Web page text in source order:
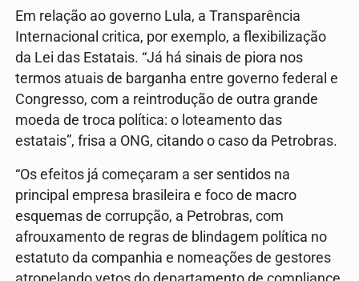
Em relação ao governo Lula, a Transparência
Internacional critica, por exemplo, a flexibilização
da Lei das Estatais. “Já há sinais de piora nos
termos atuais de barganha entre governo federal e
Congresso, com a reintrodução de outra grande
moeda de troca política: o loteamento das
estatais”, frisa a ONG, citando o caso da Petrobras.
“Os efeitos já começaram a ser sentidos na
principal empresa brasileira e foco de macro
esquemas de corrupção, a Petrobras, com
afrouxamento de regras de blindagem política no
estatuto da companhia e nomeações de gestores